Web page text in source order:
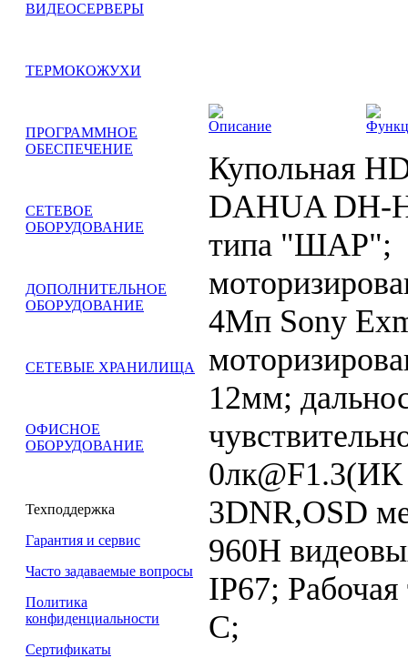
ВИДЕОСЕРВЕРЫ
ТЕРМОКОЖУХИ
ПРОГРАММНОЕ
ОБЕСПЕЧЕНИЕ
СЕТЕВОЕ
ОБОРУДОВАНИЕ
ДОПОЛНИТЕЛЬНОЕ
ОБОРУДОВАНИЕ
СЕТЕВЫЕ ХРАНИЛИЩА
ОФИСНОЕ
ОБОРУДОВАНИЕ
Техподдержка
Гарантия и сервис
Часто задаваемые вопросы
Политика
конфиденциальности
Сертификаты
Описание
Купольная
DAHUA DH-
типа "ШАР";
4Mп Sony
12мм;
3DNR,OSD
960H
IP67;
С;